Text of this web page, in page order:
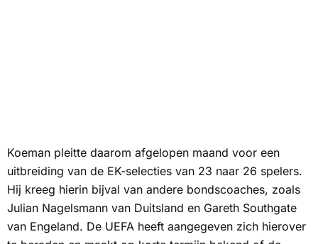
Koeman pleitte daarom afgelopen maand voor een
uitbreiding van de EK-selecties van 23 naar 26 spelers.
Hij kreeg hierin bijval van andere bondscoaches, zoals
Julian Nagelsmann van Duitsland en Gareth Southgate
van Engeland. De UEFA heeft aangegeven zich hierover